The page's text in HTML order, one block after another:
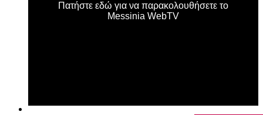
Πατήστε εδώ για να παρακολουθήσετε το
Messinia WebTV